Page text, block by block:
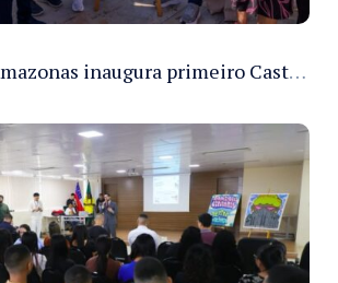
Governo do Amazonas inaugura primeiro Castramóvel Fluvial para atendimento veterinário às comunidades ribeirinhas e castração gratuita